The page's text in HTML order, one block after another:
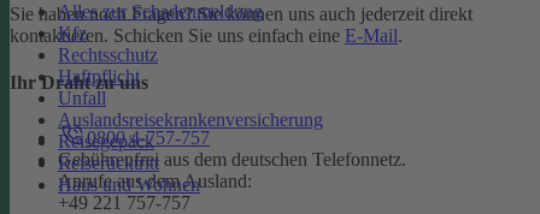
Alles zur Schadenmeldung
Kfz
Rechtsschutz
Haftpflicht
Unfall
Auslandsreisekrankenversicherung
Reisegepäck
Reiserücktritt
Haus und Wohnen
Sie haben noch Fragen? Sie können uns auch jederzeit direkt
kontaktieren. Schicken Sie uns einfach eine E-Mail.
Ihr Draht zu uns
0800 4-757-757
Gebührenfrei aus dem deutschen Telefonnetz.
Anrufe aus dem Ausland:
+49 221 757-757